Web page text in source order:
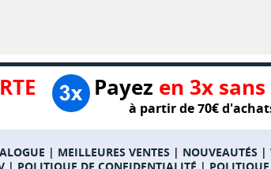
Payez en 3x
à partir de 70€
| MEILLEURES VENTES | NOUVEAUTÉS |